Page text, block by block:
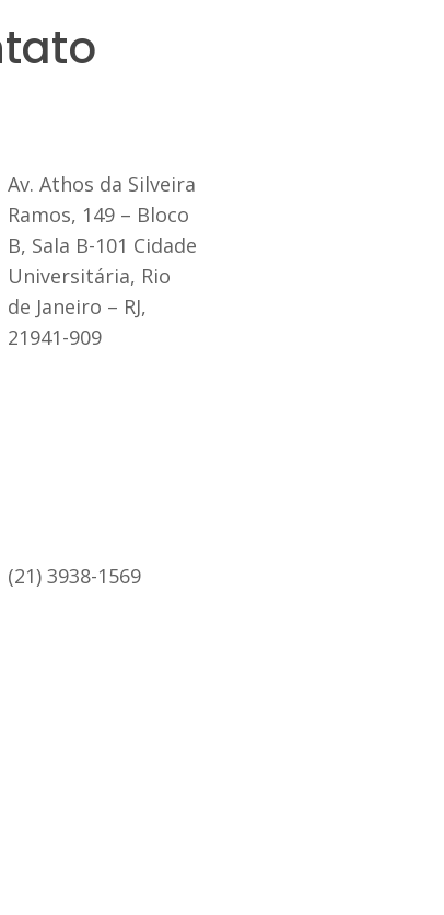
Av. Athos da Silveira
Ramos, 149 – Bloco
B, Sala B-101 Cidade
Universitária, Rio
de Janeiro – RJ,
21941-909
(21) 3938-1569